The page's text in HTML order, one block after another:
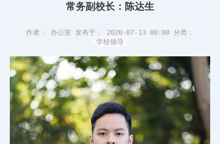
常务副校长：陈达生
作者： 办公室 发布于： 2020-07-13 00:00 分类：
学校领导